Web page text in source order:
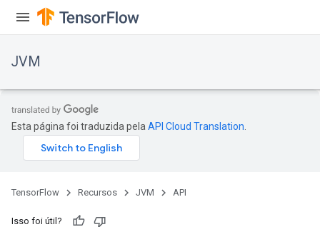
JVM
Esta página foi traduzida pela API Cloud Translation
TensorFlow Recursos JVM API
Isso foi útil?